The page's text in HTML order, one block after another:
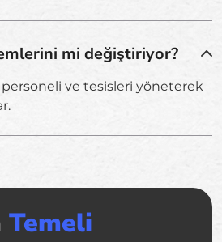
mi değiştiriyor?
personeli ve tesisleri yöneterek
Temeli